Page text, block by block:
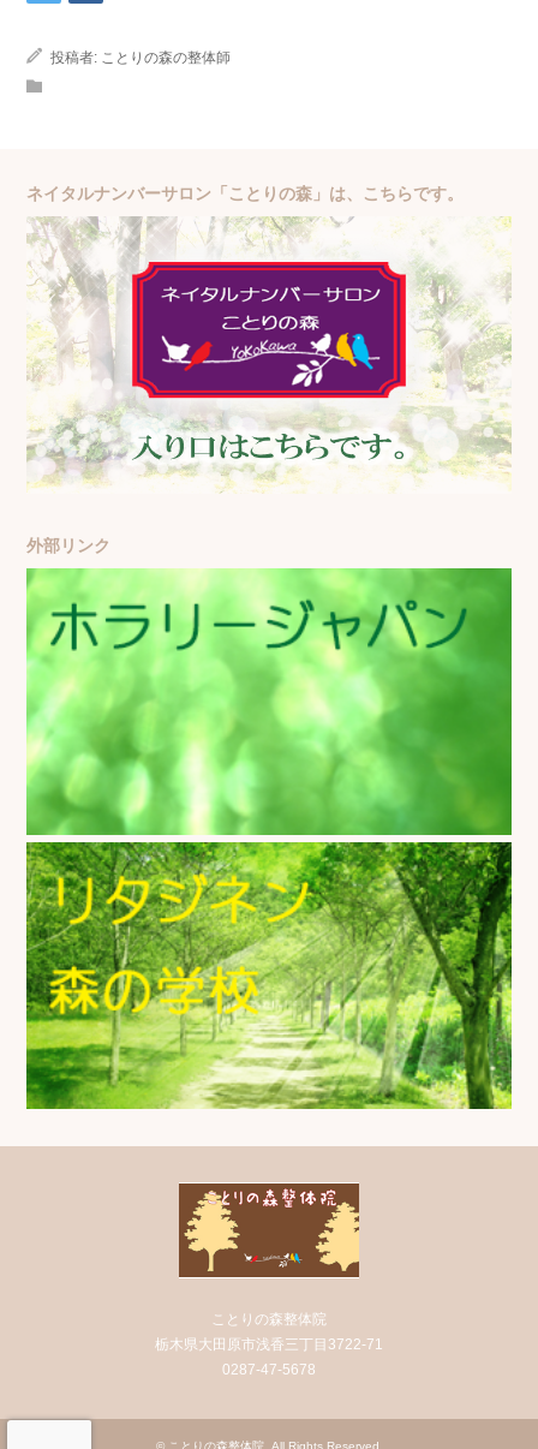
投稿者: ことりの森の整体師
ネイタルナンバーサロン「ことりの森」は、こちらです。
外部リンク
ことりの森整体院
栃木県大田原市浅香三丁目3722-71
0287-47-5678